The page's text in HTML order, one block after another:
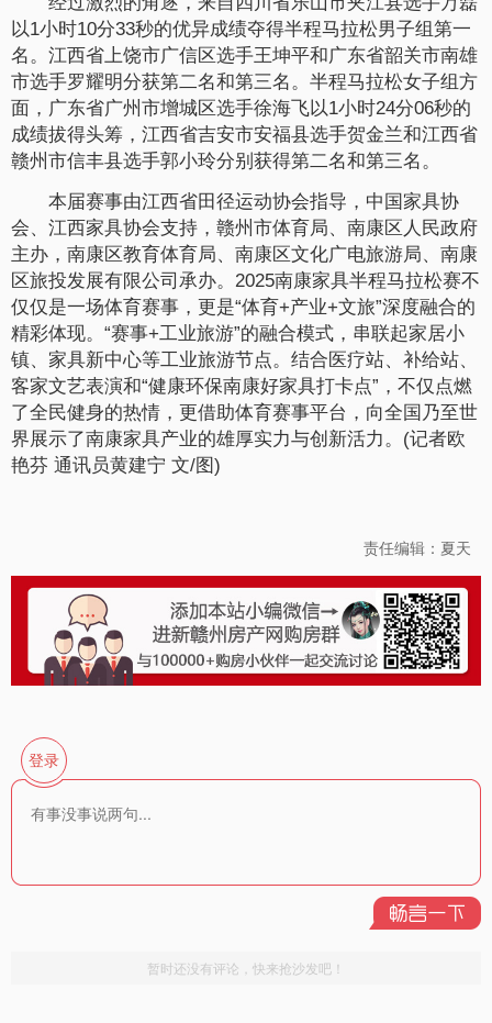
以1小时10分33秒的优异成绩夺得半程马拉松男子组第一
名。江西省上饶市广信区选手王坤平和广东省韶关市南雄
市选手罗耀明分获第二名和第三名。半程马拉松女子组方
面，广东省广州市增城区选手徐海飞以1小时24分06秒的
成绩拔得头筹，江西省吉安市安福县选手贺金兰和江西省
赣州市信丰县选手郭小玲分别获得第二名和第三名。
本届赛事由江西省田径运动协会指导，中国家具协
会、江西家具协会支持，赣州市体育局、南康区人民政府
主办，南康区教育体育局、南康区文化广电旅游局、南康
区旅投发展有限公司承办。2025南康家具半程马拉松赛不
仅仅是一场体育赛事，更是“体育+产业+文旅”深度融合的
精彩体现。“赛事+工业旅游”的融合模式，串联起家居小
镇、家具新中心等工业旅游节点。结合医疗站、补给站、
客家文艺表演和“健康环保南康好家具打卡点”，不仅点燃
了全民健身的热情，更借助体育赛事平台，向全国乃至世
界展示了南康家具产业的雄厚实力与创新活力。(记者欧
艳芬 通讯员黄建宁 文/图)
责任编辑：夏天